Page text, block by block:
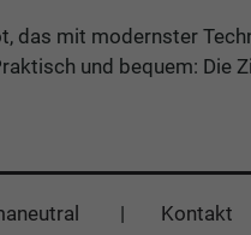
das mit modernster
und bequem: Die
Kontakt